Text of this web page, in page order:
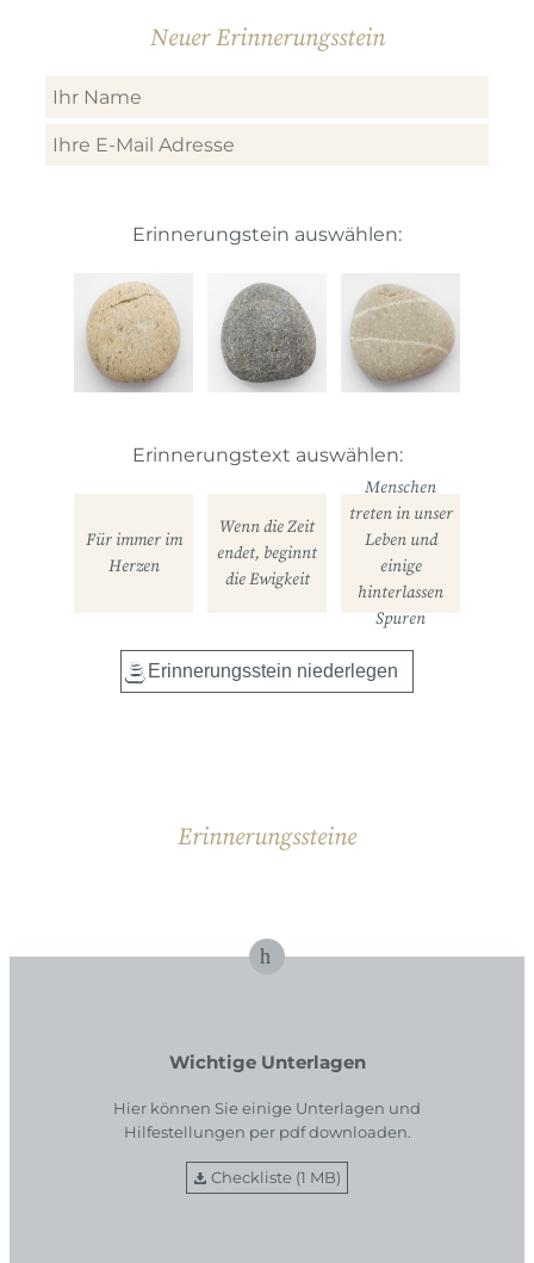
Neuer Erinnerungsstein
Erinnerungstein auswählen:
Erinnerungstext auswählen:
Für immer im
Herzen
Wenn die Zeit
endet, beginnt
die Ewigkeit
Menschen
treten in unser
Leben und
einige
hinterlassen
Spuren
Erinnerungssteine
Wichtige Unterlagen
Hier können Sie einige Unterlagen und
Hilfestellungen per pdf downloaden.
Checkliste (1 MB)